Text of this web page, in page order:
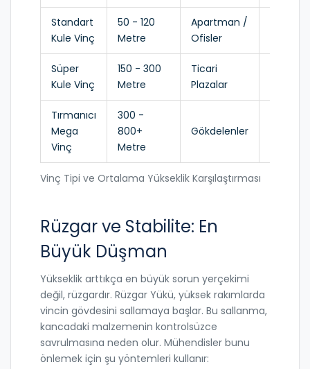
Vinç Tipi ve Ortalama Yükseklik Karşılaştırması
Standart
Kule Vinç
50 - 120
Metre
Apartman /
Ofisler
Süper
Kule Vinç
150 - 300
Metre
Ticari
Plazalar
Tırmanıcı
Mega
Vinç
300 -
800+
Metre
Gökdelenler
Rüzgar ve Stabilite: En
Büyük Düşman
Yükseklik arttıkça en büyük sorun yerçekimi
değil, rüzgardır. Rüzgar Yükü, yüksek rakımlarda
vincin gövdesini sallamaya başlar. Bu sallanma,
kancadaki malzemenin kontrolsüzce
savrulmasına neden olur. Mühendisler bunu
önlemek için şu yöntemleri kullanır: